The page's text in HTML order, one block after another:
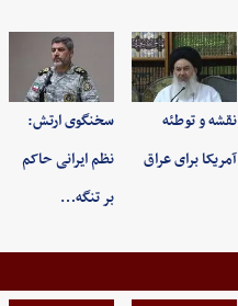
نقشه و توطئه
آمریکا برای عراق
سخنگوی ارتش:
نظم ایرانی حاکم
بر تنگه…